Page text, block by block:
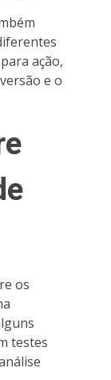
ação,
e o
os
testes